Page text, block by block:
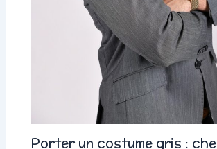
Porter un costume gris :